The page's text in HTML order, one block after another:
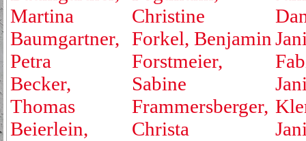
Martina
Baumgartner,
Petra
Becker,
Thomas
Beierlein,
Christine
Forkel, Benjamin
Forstmeier,
Sabine
Frammersberger,
Christa